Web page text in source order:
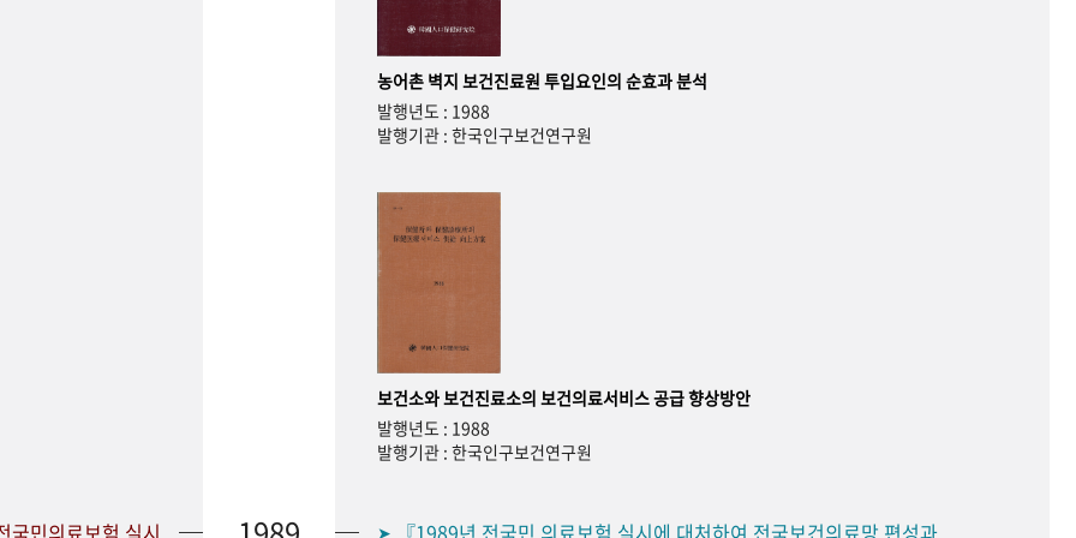
농어촌 벽지 보건진료원 투입요인의 순효과 분석
발행년도 : 1988
발행기관 : 한국인구보건연구원
보건소와 보건진료소의 보건의료서비스 공급 향상방안
발행년도 : 1988
발행기관 : 한국인구보건연구원
➤